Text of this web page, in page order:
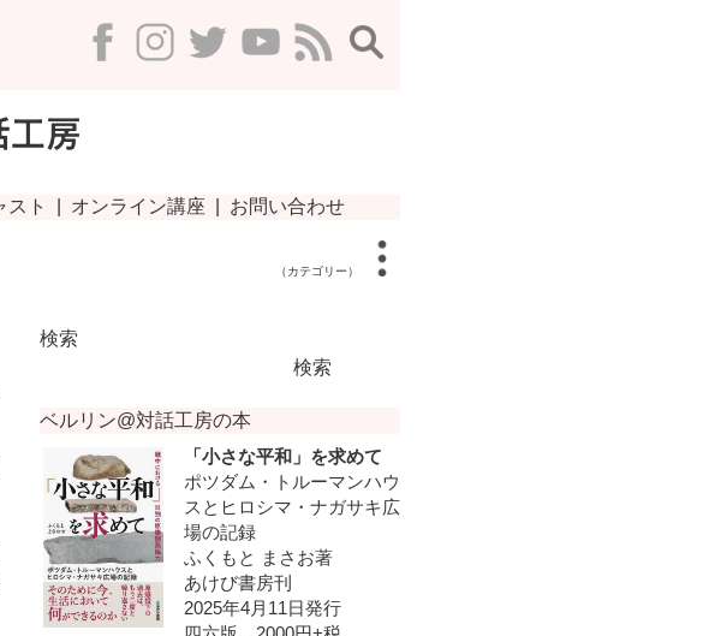
（カテゴリー）
検索
検索